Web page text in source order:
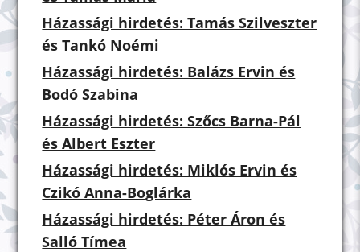
Házassági hirdetés: Tamás Szilveszter
és Tankó Noémi
Házassági hirdetés: Balázs Ervin és
Bodó Szabina
Házassági hirdetés: Szőcs Barna-Pál
és Albert Eszter
Házassági hirdetés: Miklós Ervin és
Czikó Anna-Boglárka
Házassági hirdetés: Péter Áron és
Salló Tímea